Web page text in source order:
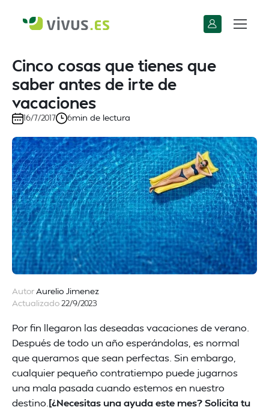
Cinco cosas que tienes que
saber antes de irte de
vacaciones
16/7/2017 6min de lectura
AutorAurelio Jimenez
Actualizado22/9/2023
Por fin llegaron las deseadas vacaciones de verano.
Después de todo un año esperándolas, es normal
que queramos que sean perfectas. Sin embargo,
cualquier pequeño contratiempo puede jugarnos
una mala pasada cuando estemos en nuestro
destino.[¿Necesitas una ayuda este mes? Solicita tu